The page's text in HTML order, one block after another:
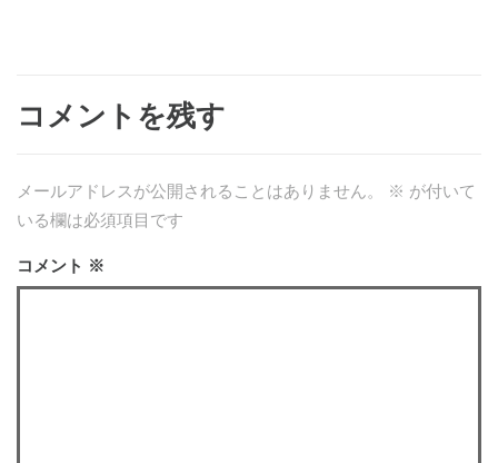
コメントを残す
メールアドレスが公開されることはありません。 ※ が付いて
いる欄は必須項目です
コメント ※